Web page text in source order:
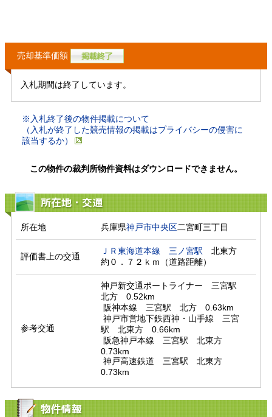
売却基準価額
入札期間は終了しています。
※入札終了後の物件掲載について
（入札が終了した競売情報の掲載はプライバシーの侵害に
該当するか）
この物件の裁判所物件資料はダウンロードできません。
所在地・交通
所在地 兵庫県神戸市中央区二宮町三丁目
評価書上の交通
ＪＲ東海道本線 三ノ宮駅 北東方
約０．７２ｋｍ（道路距離）
参考交通
神戸新交通ポートライナー　三宮駅
北方　0.52km
駅　北東方　0.66km
0.73km
0.73km
物件情報